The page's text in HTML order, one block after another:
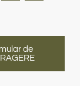
de